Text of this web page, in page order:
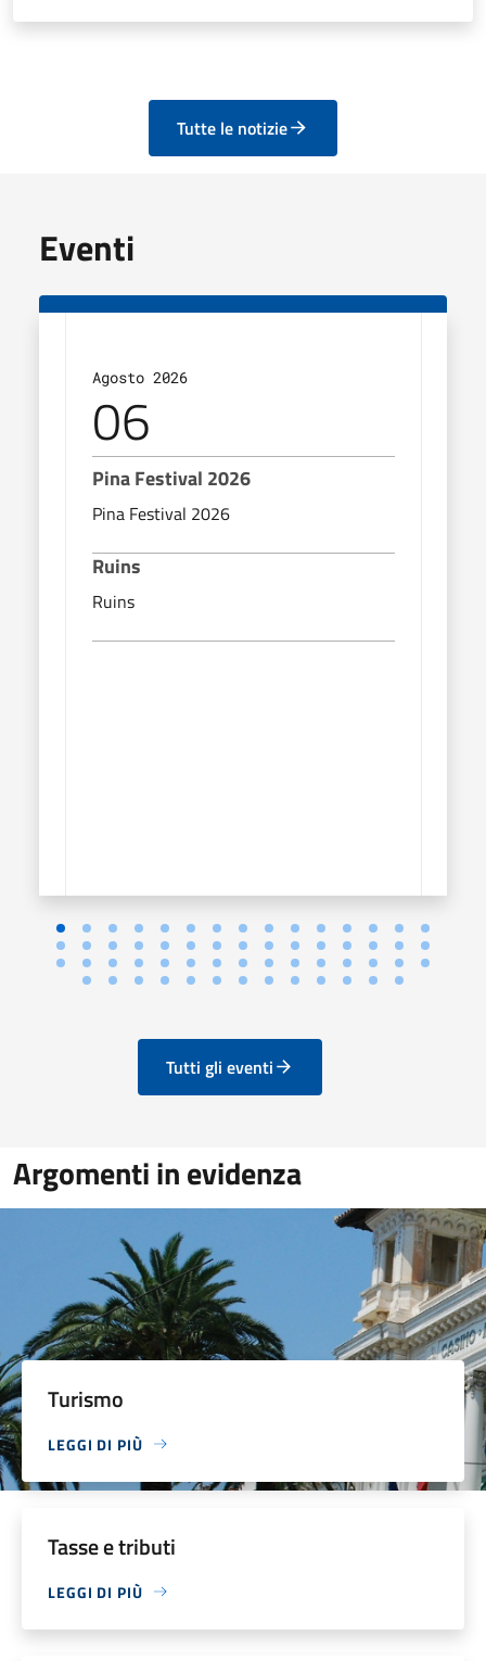
Tutte le notizie
Eventi
Agosto 2026
06
Pina Festival 2026
Pina Festival 2026
Ruins
Ruins
Tutti gli eventi
Argomenti in evidenza
Turismo
LEGGI DI PIÙ
Tasse e tributi
LEGGI DI PIÙ